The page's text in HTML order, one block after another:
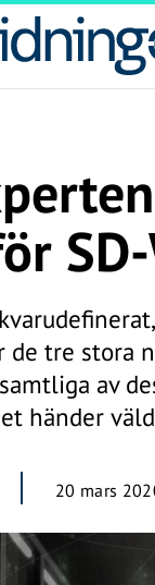
SD-
de tre stora
av
händer
20 mars